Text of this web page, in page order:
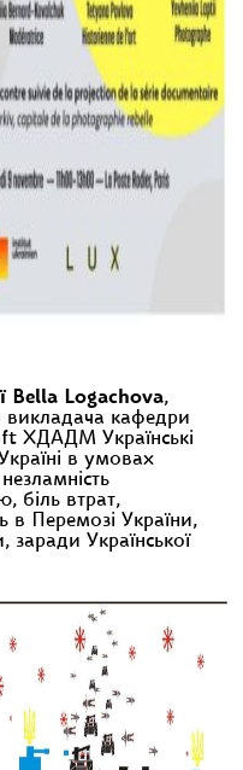
Bella Logachova,
викладача кафедри
ХДАДМ Українські
в умовах
біль втрат,
в Перемозі України,
заради Української